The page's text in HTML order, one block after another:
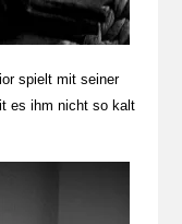
spielt mit seiner
es ihm nicht so kalt